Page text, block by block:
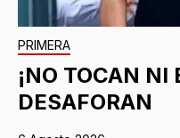
PRIMERA
¡NO TOCAN
DESAFORAN